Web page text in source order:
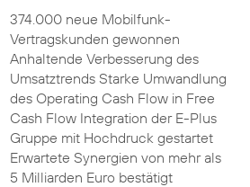
374.000 neue Mobilfunk-
Vertragskunden gewonnen
Anhaltende Verbesserung des
Umsatztrends Starke Umwandlung
des Operating Cash Flow in Free
Cash Flow Integration der E-Plus
Gruppe mit Hochdruck gestartet
Erwartete Synergien von mehr als
5 Milliarden Euro bestätigt